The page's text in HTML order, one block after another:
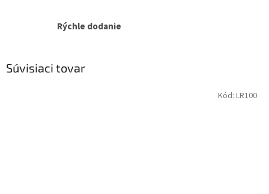
Rýchle dodanie
Súvisiaci tovar
Kód: LR100